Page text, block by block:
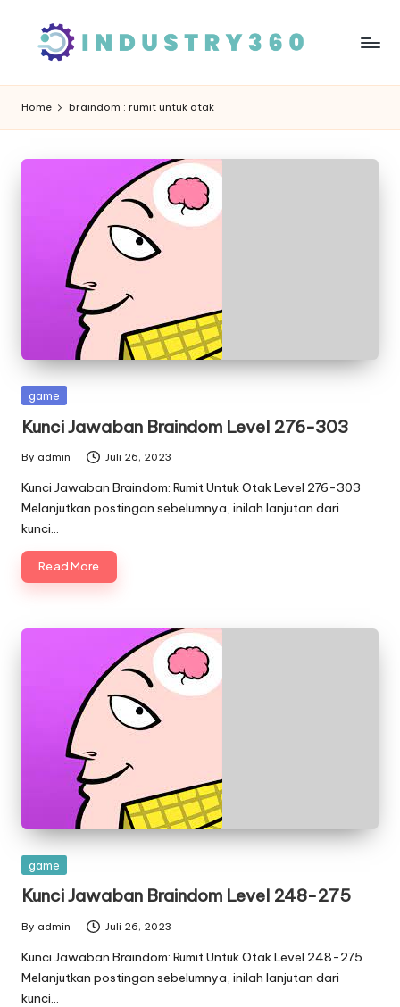
Home braindom : rumit untuk otak
Posted
game
Kunci Jawaban Braindom Level 276-303
Posted
by
By admin Juli 26, 2023
Kunci Jawaban Braindom: Rumit Untuk Otak Level 276-303
Melanjutkan postingan sebelumnya, inilah lanjutan dari
kunci…
Read More
Posted
game
Kunci Jawaban Braindom Level 248-275
Posted
by
By admin Juli 26, 2023
Kunci Jawaban Braindom: Rumit Untuk Otak Level 248-275
Melanjutkan postingan sebelumnya, inilah lanjutan dari
kunci…